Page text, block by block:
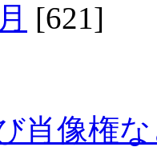
[621]
肖像権